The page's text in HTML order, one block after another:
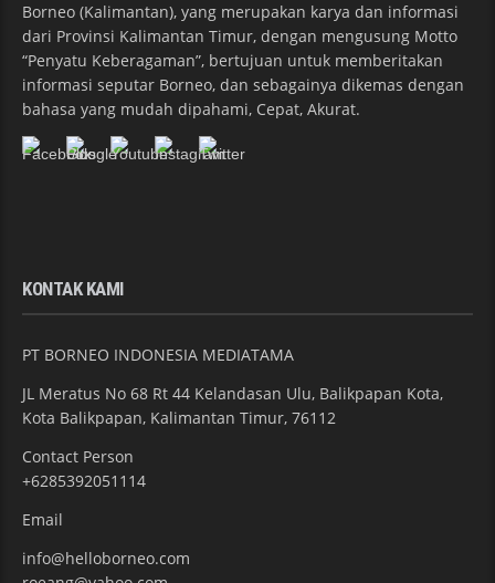
Borneo (Kalimantan), yang merupakan karya dan informasi
dari Provinsi Kalimantan Timur, dengan mengusung Motto
“Penyatu Keberagaman”, bertujuan untuk memberitakan
informasi seputar Borneo, dan sebagainya dikemas dengan
bahasa yang mudah dipahami, Cepat, Akurat.
KONTAK KAMI
PT BORNEO INDONESIA MEDIATAMA
JL Meratus No 68 Rt 44 Kelandasan Ulu, Balikpapan Kota,
Kota Balikpapan, Kalimantan Timur, 76112
Contact Person
+6285392051114
Email
info@helloborneo.com